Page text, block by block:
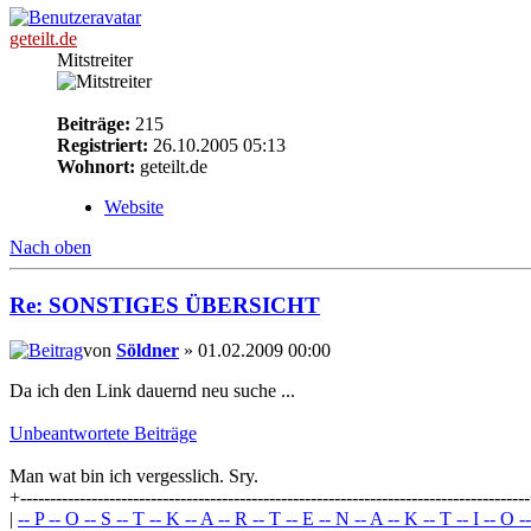
geteilt.de
Mitstreiter
Beiträge: 215
Registriert: 26.10.2005 05:13
Wohnort: geteilt.de
Website
Nach oben
Re: SONSTIGES ÜBERSICHT
von Söldner » 01.02.2009 00:00
Da ich den Link dauernd neu suche ...
Unbeantwortete Beiträge
Man wat bin ich vergesslich. Sry.
| -- P -- O -- S -- T -- K -- A -- R -- T -- E -- N -- A -- K -- T -- I -- O